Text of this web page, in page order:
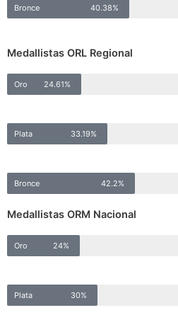
Bronce 40.38%
Medallistas ORL Regional
Oro 24.61%
Plata 33.19%
Bronce 42.2%
Medallistas ORM Nacional
Oro 24%
Plata 30%